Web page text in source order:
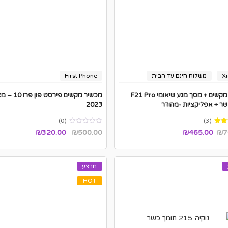
משלוח חינם עד הבית
מכשיר מקשים + מסך מגע שיאומי F21 Pro
+ אפליקציות -מהודר
(3)
₪
₪465.00
First Phone
מכשיר
2023
(0)
₪500.00
המחיר
היה:
₪320.00
הוא:
מבצע
HOT